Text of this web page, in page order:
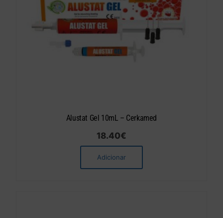
Alustat Gel 10mL – Cerkamed
18.40€
Adicionar